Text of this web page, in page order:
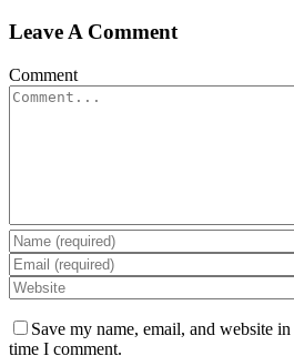
Leave A Comment
Comment
Save my name, email, and website
time I comment.